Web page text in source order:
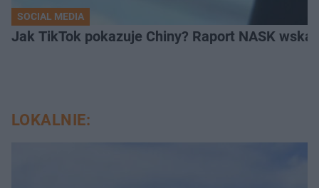
SOCIAL MEDIA
Jak TikTok pokazuje Chiny? Raport NASK
LOKALNIE: